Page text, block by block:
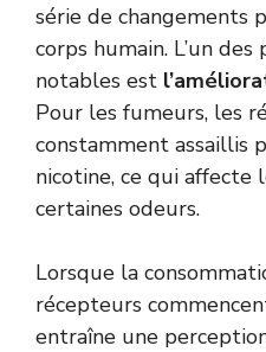
série de changements
corps humain. L’un
notables est
Pour les fumeurs, les
constamment assaillis
nicotine, ce qui affecte
certaines odeurs.
Lorsque la
récepteurs
entraîne une